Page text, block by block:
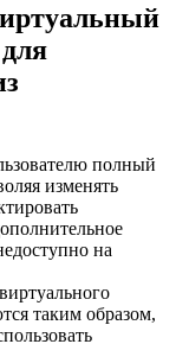
полный
изменять
на
таким образом,